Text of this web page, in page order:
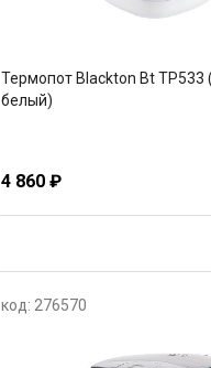
Термопот Blackton Bt TP533
белый)
4 860 ₽
код: 276570